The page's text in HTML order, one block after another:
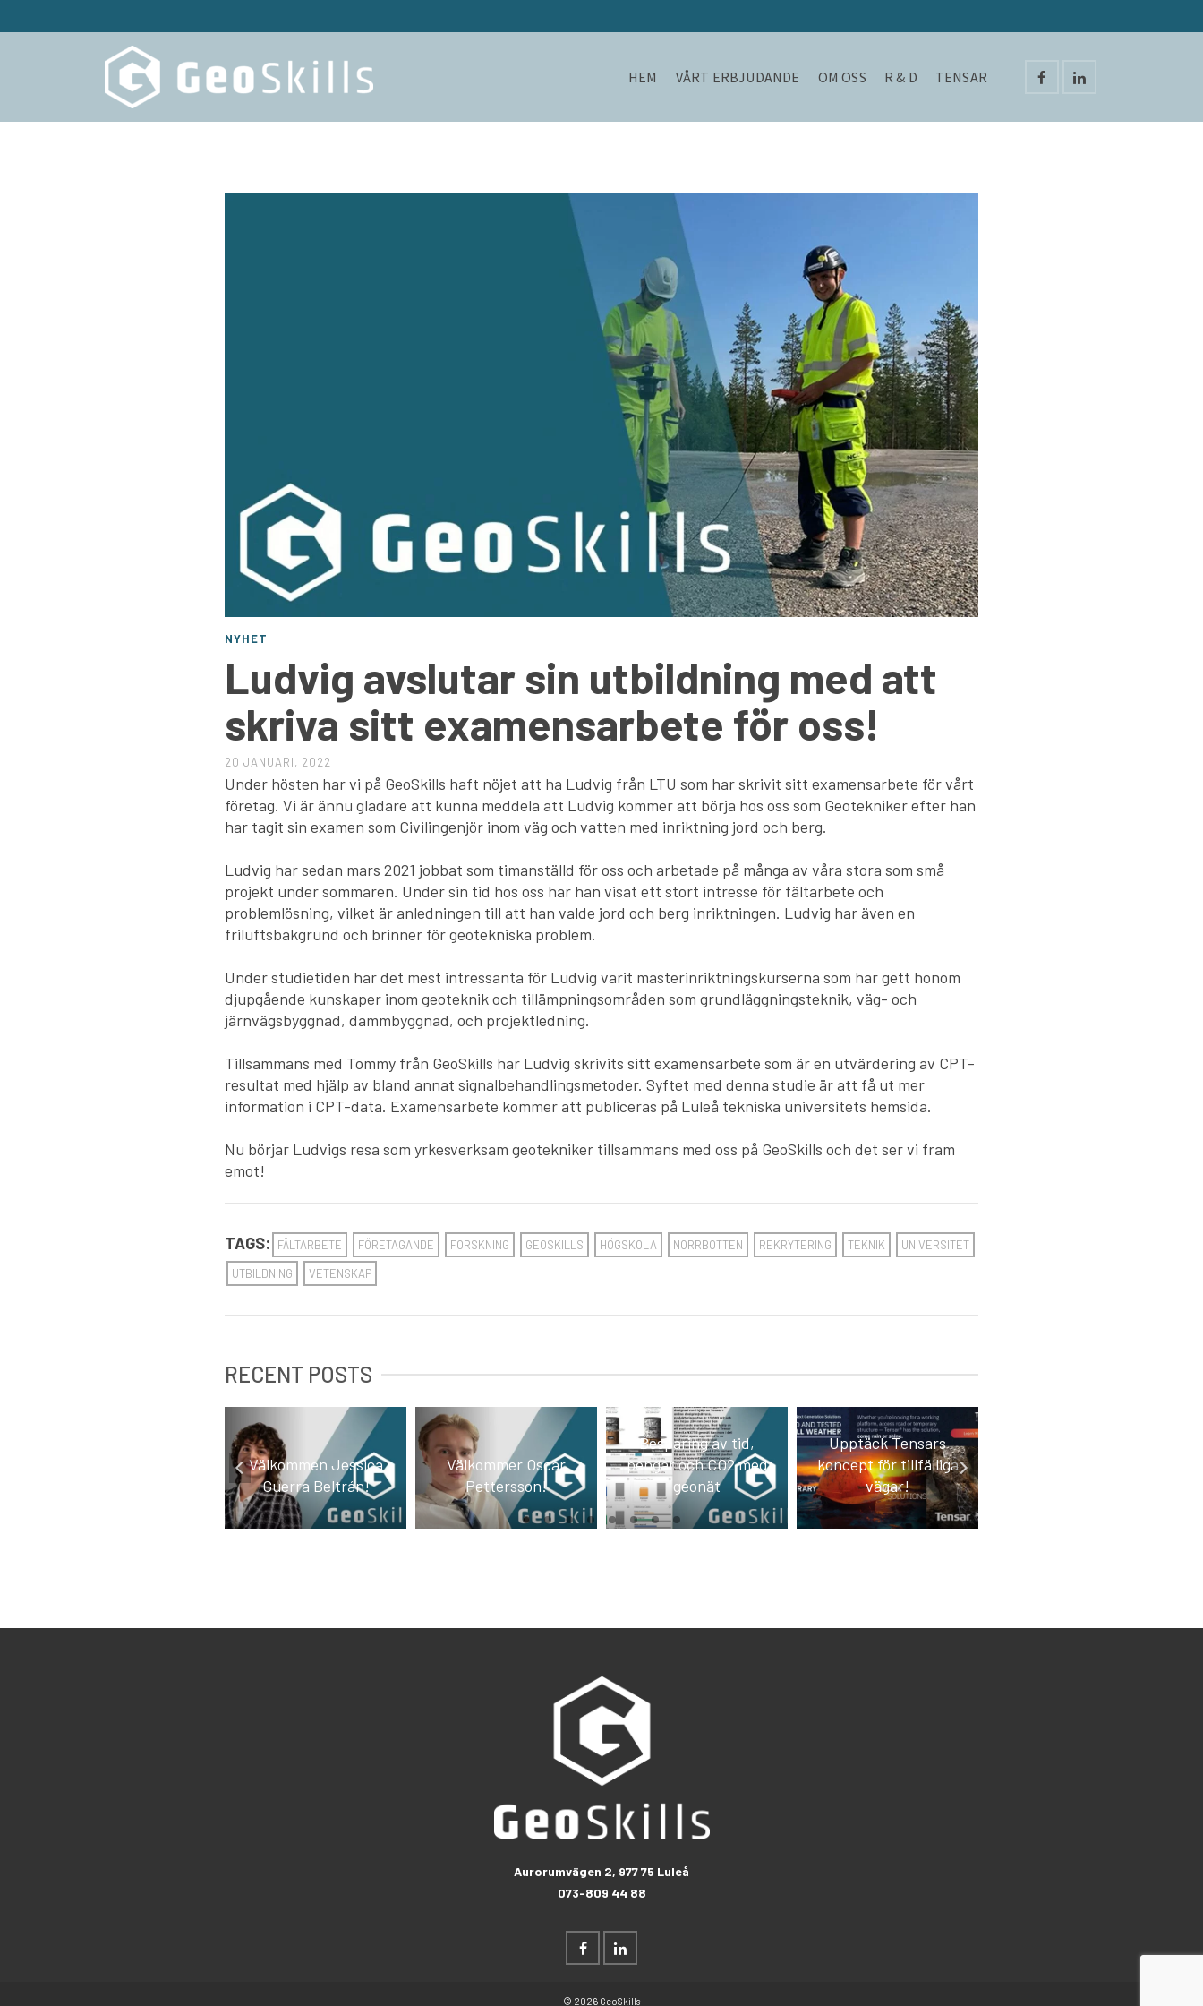
HEM VÅRT ERBJUDANDE OM OSS R & D TENSAR
NYHET
Ludvig avslutar sin utbildning med att
skriva sitt examensarbete för oss!
20 JANUARI, 2022
Under hösten har vi på GeoSkills haft nöjet att ha Ludvig från LTU som har skrivit sitt examensarbete för vårt
företag. Vi är ännu gladare att kunna meddela att Ludvig kommer att börja hos oss som Geotekniker efter han
har tagit sin examen som Civilingenjör inom väg och vatten med inriktning jord och berg.
Ludvig har sedan mars 2021 jobbat som timanställd för oss och arbetade på många av våra stora som små
projekt under sommaren. Under sin tid hos oss har han visat ett stort intresse för fältarbete och
problemlösning, vilket är anledningen till att han valde jord och berg inriktningen. Ludvig har även en
friluftsbakgrund och brinner för geotekniska problem.
Under studietiden har det mest intressanta för Ludvig varit masterinriktningskurserna som har gett honom
djupgående kunskaper inom geoteknik och tillämpningsområden som grundläggningsteknik, väg- och
järnvägsbyggnad, dammbyggnad, och projektledning.
Tillsammans med Tommy från GeoSkills har Ludvig skrivits sitt examensarbete som är en utvärdering av CPT-
resultat med hjälp av bland annat signalbehandlingsmetoder. Syftet med denna studie är att få ut mer
information i CPT-data. Examensarbete kommer att publiceras på Luleå tekniska universitets hemsida.
Nu börjar Ludvigs resa som yrkesverksam geotekniker tillsammans med oss på GeoSkills och det ser vi fram
emot!
TAGS: FÄLTARBETE FÖRETAGANDE FORSKNING GEOSKILLS HÖGSKOLA NORRBOTTEN REKRYTERING TEKNIK
UNIVERSITET
UTBILDNING
VETENSKAP
RECENT POSTS
Välkommen Jessica
Guerra Beltrán!
Välkommer Oscar
Pettersson!
Besparing av tid,
pengar och CO2 med
geonät
Upptäck Tensars
koncept för tillfälliga
vägar!
Aurorumvägen 2, 977 75 Luleå
073-809 44 88
© 2026 GeoSkills